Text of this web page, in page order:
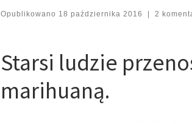
Opublikowano 18 października 2016 2
Starsi ludzie
marihuaną.